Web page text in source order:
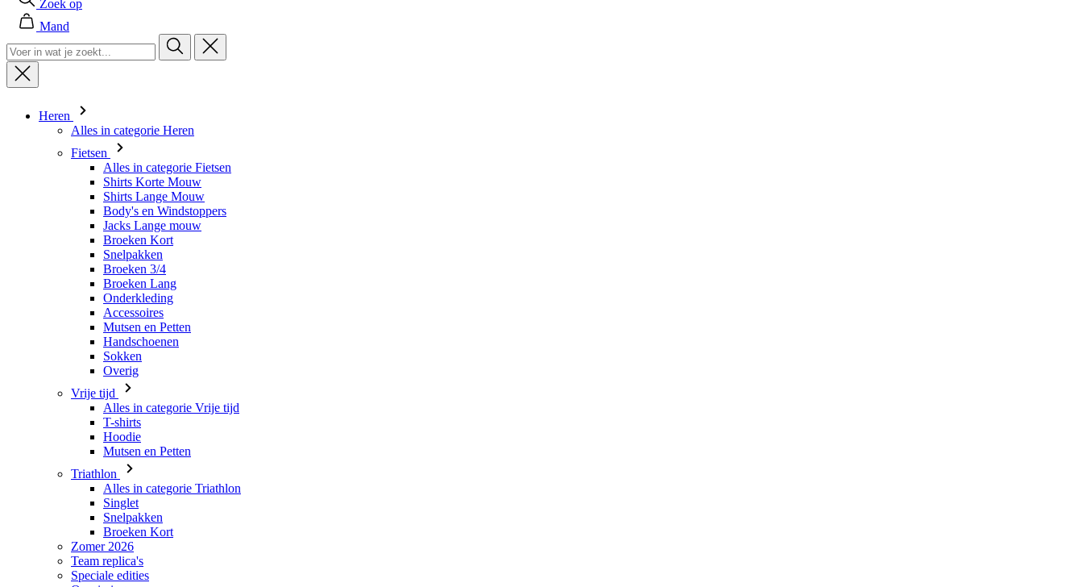
Heren
Alles in categorie Heren
Shirts Lange Mouw
Body's en Windstoppers
Jacks Lange mouw
Broeken Kort
Snelpakken
Broeken 3/4
Broeken Lang
Onderkleding
Accessoires
Mutsen en Petten
Handschoenen
Sokken
Overig
Vrije tijd
Alles in categorie Vrije tijd
T-shirts
Hoodie
Mutsen en Petten
Triathlon
Alles in categorie Triathlon
Singlet
Snelpakken
Broeken Kort
Zomer 2026
Team replica's
Speciale edities
Opruiming
Waardebonnen
Dames
Alles in categorie Dames